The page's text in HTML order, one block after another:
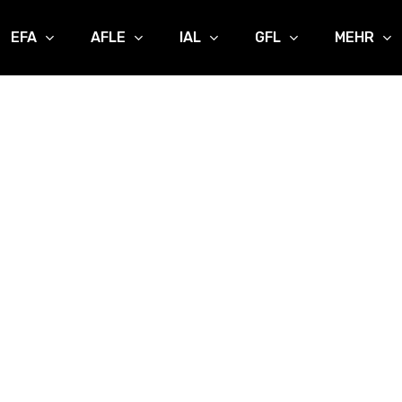
EFA AFLE IAL GFL MEHR